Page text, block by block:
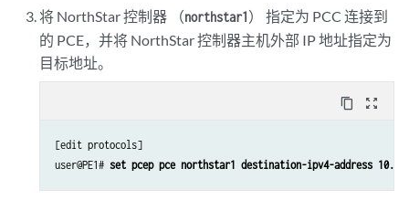
将 NorthStar 控制器 （northstar1） 指定为 PCC 连接到
的 PCE，并将 NorthStar 控制器主机外部 IP 地址指定为
目标地址。
content_copy zoom_out_map
[edit protocols]
user@PE1# set pcep pce northstar1 destination-ipv4-address